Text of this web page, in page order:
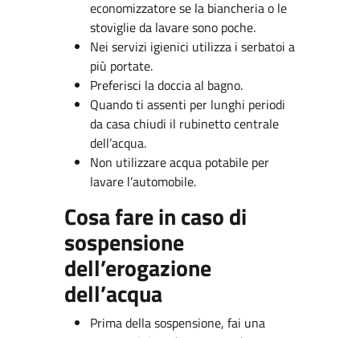
economizzatore se la biancheria o le
stoviglie da lavare sono poche.
Nei servizi igienici utilizza i serbatoi a
più portate.
Preferisci la doccia al bagno.
Quando ti assenti per lunghi periodi
da casa chiudi il rubinetto centrale
dell’acqua.
Non utilizzare acqua potabile per
lavare l’automobile.
Cosa fare in caso di
sospensione
dell’erogazione
dell’acqua
Prima della sospensione, fai una